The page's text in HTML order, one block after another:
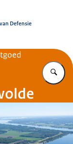
Defensie